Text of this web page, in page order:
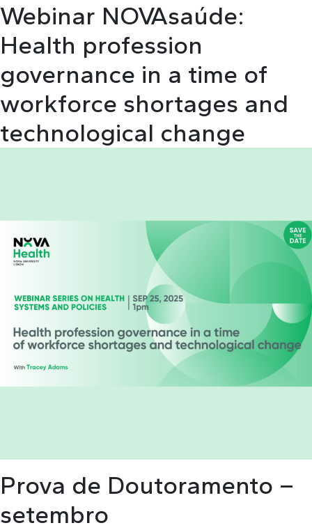
Webinar NOVAsaúde:
Health profession
governance in a time of
workforce shortages and
technological change
Prova de Doutoramento –
setembro